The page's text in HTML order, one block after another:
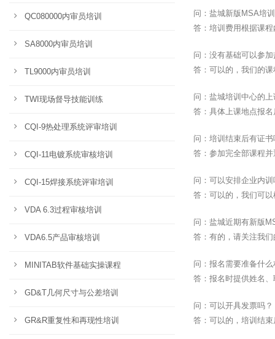
问：盐城新版MSA培
答：培训费用根据课
问：没有基础可以参
答：可以的，我们的
问：盐城培训中心的
答：具体上课地点报
问：培训结束后有证书
答：参加完全部课程
问：可以安排企业内训
答：可以的，我们可
问：盐城近期有新版
答：有的，请关注我
问：报名需要准备什
答：报名时提供姓名
问：可以开具发票吗？
答：可以的，培训结
QC080000内审员培训
SA8000内审员培训
TL9000内审员培训
TWI现场督导技能训练
CQI-9热处理系统评审培训
CQI-11电镀系统审核培训
CQI-15焊接系统评审培训
VDA 6.3过程审核培训
VDA6.5产品审核培训
MINITAB软件基础实操课程
GD&T几何尺寸与公差培训
GR&R重复性和再现性培训